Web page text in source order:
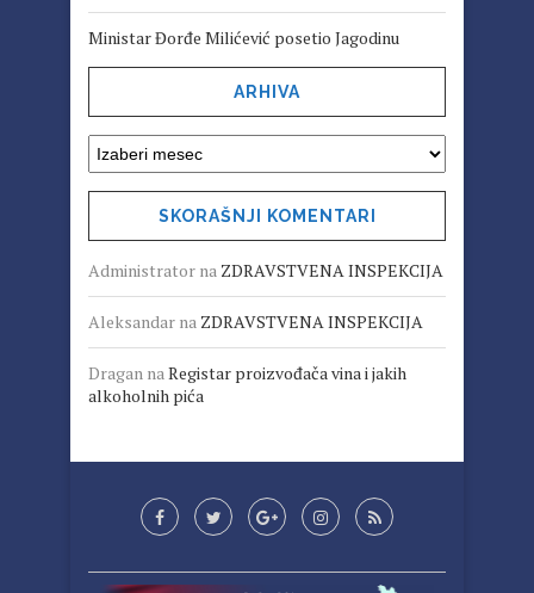
Ministar Đorđe Milićević posetio Jagodinu
ARHIVA
SKORAŠNJI KOMENTARI
Administrator na ZDRAVSTVENA INSPEKCIJA
Aleksandar na ZDRAVSTVENA INSPEKCIJA
Dragan naRegistar proizvođača vina i jakih
alkoholnih pića